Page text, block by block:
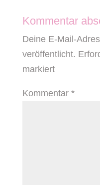
Kommentar
Deine E-Mail-
veröffentlicht.
markiert
Kommentar *